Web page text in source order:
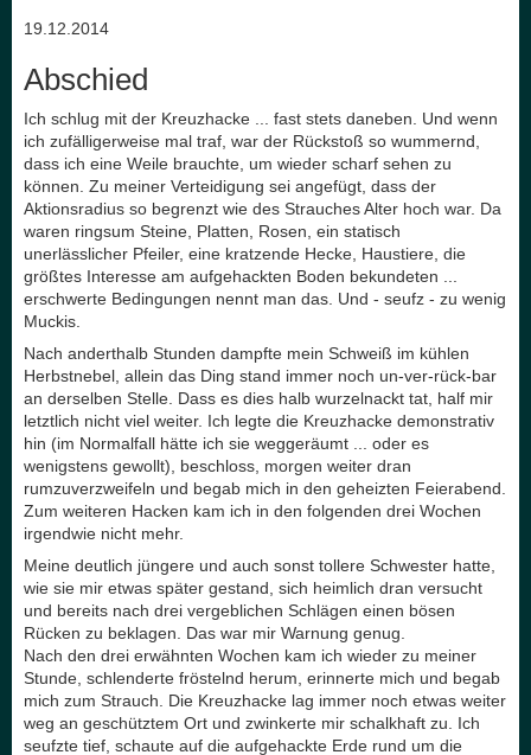
19.12.2014
Abschied
Ich schlug mit der Kreuzhacke ... fast stets daneben. Und wenn
ich zufälligerweise mal traf, war der Rückstoß so wummernd,
dass ich eine Weile brauchte, um wieder scharf sehen zu
können. Zu meiner Verteidigung sei angefügt, dass der
Aktionsradius so begrenzt wie des Strauches Alter hoch war. Da
waren ringsum Steine, Platten, Rosen, ein statisch
unerlässlicher Pfeiler, eine kratzende Hecke, Haustiere, die
größtes Interesse am aufgehackten Boden bekundeten ...
erschwerte Bedingungen nennt man das. Und - seufz - zu wenig
Muckis.
Nach anderthalb Stunden dampfte mein Schweiß im kühlen
Herbstnebel, allein das Ding stand immer noch un-ver-rück-bar
an derselben Stelle. Dass es dies halb wurzelnackt tat, half mir
letztlich nicht viel weiter. Ich legte die Kreuzhacke demonstrativ
hin (im Normalfall hätte ich sie weggeräumt ... oder es
wenigstens gewollt), beschloss, morgen weiter dran
rumzuverzweifeln und begab mich in den geheizten Feierabend.
Zum weiteren Hacken kam ich in den folgenden drei Wochen
irgendwie nicht mehr.
Meine deutlich jüngere und auch sonst tollere Schwester hatte,
wie sie mir etwas später gestand, sich heimlich dran versucht
und bereits nach drei vergeblichen Schlägen einen bösen
Rücken zu beklagen. Das war mir Warnung genug.
Nach den drei erwähnten Wochen kam ich wieder zu meiner
Stunde, schlenderte fröstelnd herum, erinnerte mich und begab
mich zum Strauch. Die Kreuzhacke lag immer noch etwas weiter
weg an geschütztem Ort und zwinkerte mir schalkhaft zu. Ich
seufzte tief, schaute auf die aufgehackte Erde rund um die